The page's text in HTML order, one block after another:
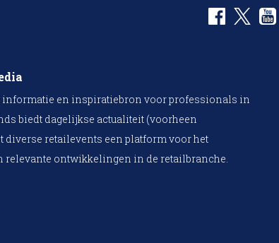
informatie en inspiratiebron voor professionals in
biedt dagelijkse actualiteit (voorheen
diverse retailevents een platform voor het
relevante ontwikkelingen in de retailbranche.